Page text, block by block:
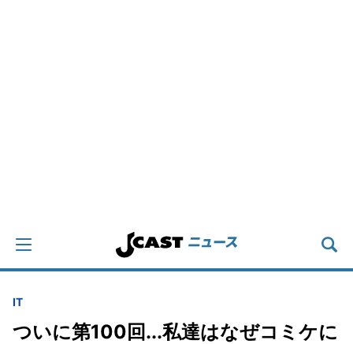
IT
ついに第100回...私達はなぜコミケに